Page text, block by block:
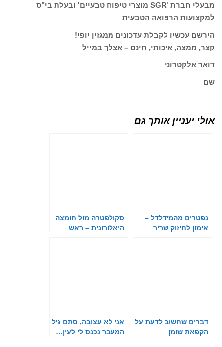
מבעלי חברת 'SGR מוצרי טיפוח טבעיים' ובעלת בי"ס
למקצועות הרפואה הטבעית
הירשם עכשיו לקבלת עדכונים ממגזין יופי!
קצר, ממצה, איכותי, חינם – אצלך במייל
דואר אלקטרוני
שם
אולי יעניין אותך גם
נפטרים מהמידלדל –
אימון לחיזוק שריר
סקולפטרה מול חומצה
היאלורונית – ראש
דברים שחשוב לדעת על
הקפאת שומן
אני לא עצובה, סתם גיל
המעבר נכנס לי לעין…